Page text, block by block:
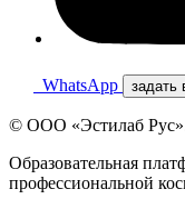
WhatsApp задать
© ООО «Эстилаб
Образовательная
профессиональной